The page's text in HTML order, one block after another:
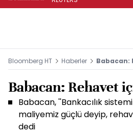
Bloomberg HT Haberler Babacan:
Babacan: Rehavet
Babacan, ''Bankacılık
maliyemiz güçlü deyip,
dedi